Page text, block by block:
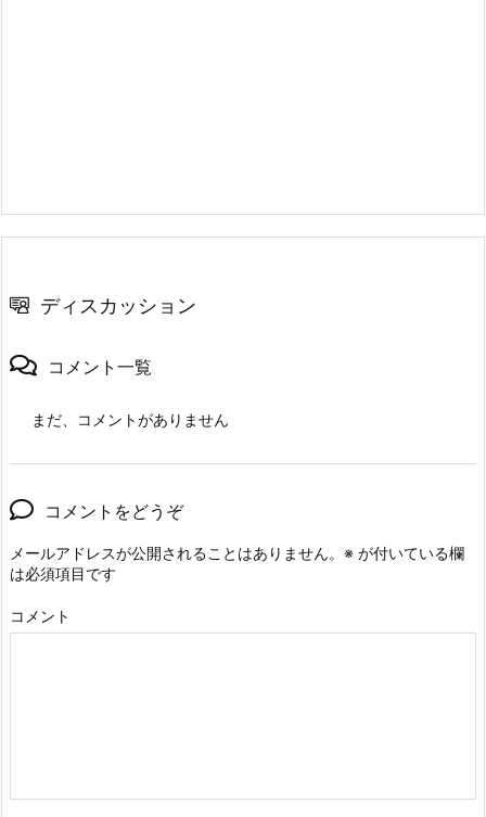
ディスカッション
コメント一覧
まだ、コメントがありません
コメントをどうぞ
メールアドレスが公開されることはありません。 ※ が付いている欄
は必須項目です
コメント